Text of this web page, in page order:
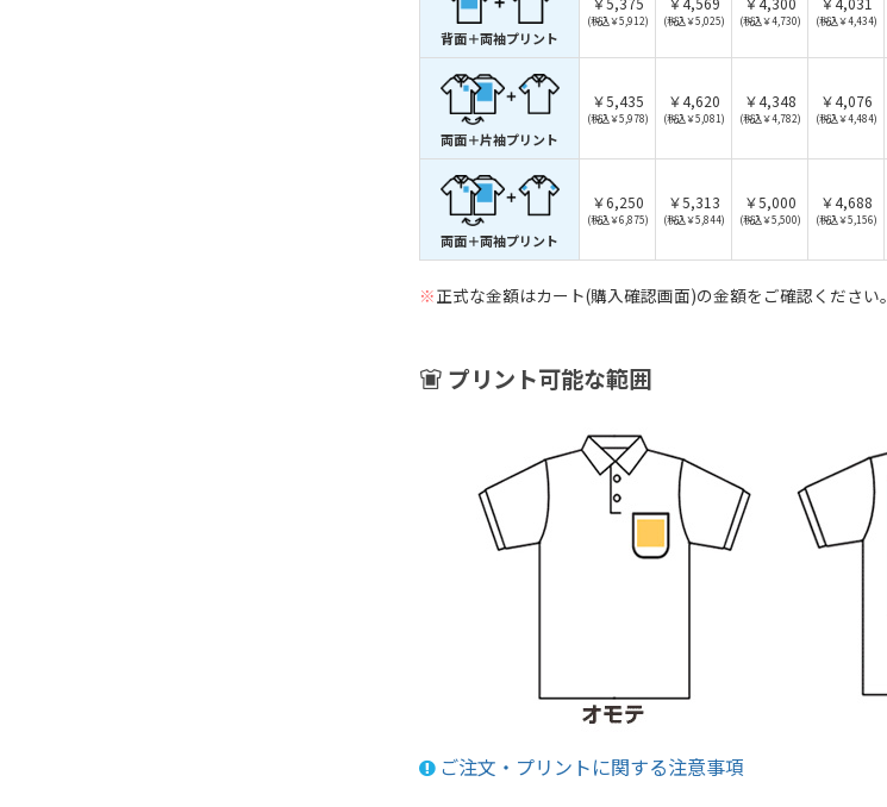
背面＋両袖プリント
(税込￥5,912) (税込￥5,025) (税込￥4,730) (税込￥4,434)
両面＋片袖プリント
￥5,435
(税込￥5,978)
￥4,620
(税込￥5,081)
￥4,348
(税込￥4,782)
￥4,076
(税込￥4,484)
両面＋両袖プリント
￥6,250
(税込￥6,875)
￥5,313
(税込￥5,844)
￥5,000
(税込￥5,500)
￥4,688
(税込￥5,156)
※正式な金額はカート(購入確認画面)の金額をご確認ください。
プリント可能な範囲
ご注文・プリントに関する注意事項